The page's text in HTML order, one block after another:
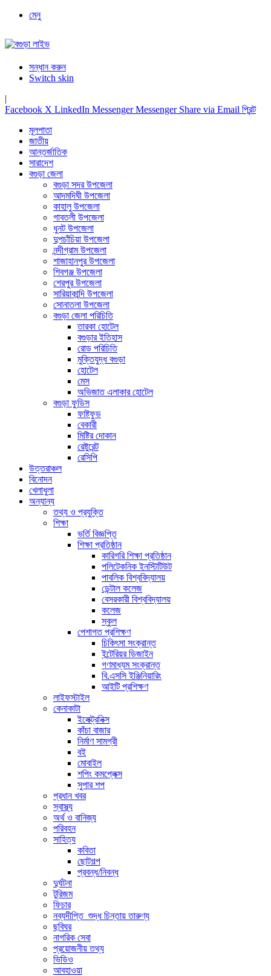
মেনু
সন্ধান করুন
Switch skin
|
Facebook X LinkedIn Messenger Messenger Share via Email প্রিন্ট
মূলপাতা
জাতীয়
আন্তর্জাতিক
সারাদেশ
বগুড়া জেলা
বগুড়া সদর উপজেলা
আদমদিঘী উপজেলা
কাহালু উপজেলা
গাবতলী উপজেলা
ধুনট উপজেলা
দুপচাঁচিয়া উপজেলা
নন্দীগ্রাম উপজেলা
শাজাহানপুর উপজেলা
শিবগঞ্জ উপজেলা
শেরপুর উপজেলা
সারিয়াকান্দি উপজেলা
সোনাতলা উপজেলা
বগুড়া জেলা পরিচিতি
তারকা হোটেল
বগুড়ার ইতিহাস
রোড পরিচিতি
মুক্তিযুদ্ধ বগুড়া
হোটেল
মেস
অভিজাত এলাকার হোটেল
বগুড়া ফুডিস
ফাষ্টফুড
বেকারী
মিষ্টির দোকান
রেষ্টুরেন্ট
রেসিপি
উত্তরাঞ্চল
বিনোদন
খেলাধুলা
অন্যান্য
তথ্য ও প্রযুক্তি
শিক্ষা
ভর্তি বিজ্ঞপ্তি
শিক্ষা প্রতিষ্ঠান
কারিগরি শিক্ষা প্রতিষ্ঠান
পলিটেকনিক ইনস্টিটিউট
পাবলিক বিশ্ববিদ্যালয়
ডেন্টাল কলেজ
বেসরকারী বিশ্ববিদ্যালয়
কলেজ
স্কুল
পেশাগত প্রশিক্ষণ
চিকিৎসা সংক্রান্ত
ইন্টেরিয়র ডিজাইন
গণমাধ্যম সংক্রান্ত
বি.এসসি ইঞ্জিনিয়ারিং
আইটি প্রশিক্ষণ
লাইফস্টাইল
কেনাকাটা
ইলেক্ট্রনিক্স
কাঁচা বাজার
নির্মাণ সামগ্রী
বই
মোবাইল
শপিং কমপ্লেক্স
সুপার শপ
প্রধান খবর
স্বাস্থ্য
অর্থ ও বানিজ্য
পরিবহন
সাহিত্য
কবিতা
ছোটগল্প
প্রবন্ধ/নিবন্ধ
দুর্ঘটনা
টুরিজম
ফিচার
নব্যদীপ্তি_শুদ্ধ চিন্তায় তারুণ্য
ছবিঘর
নাগরিক সেবা
প্রয়োজনীয় তথ্য
ভিডিও
আবহাওয়া